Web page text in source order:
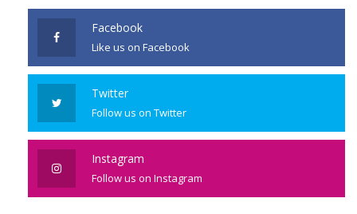
Facebook
Like us on Facebook
Twitter
Follow us on Twitter
Instagram
Follow us on Instagram